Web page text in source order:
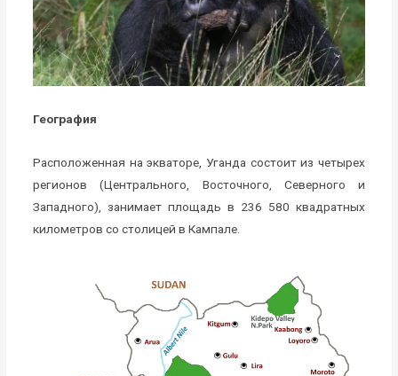
География
Расположенная на экваторе, Уганда состоит из четырех
регионов (Центрального, Восточного, Северного и
Западного), занимает площадь в 236 580 квадратных
километров со столицей в Кампале.